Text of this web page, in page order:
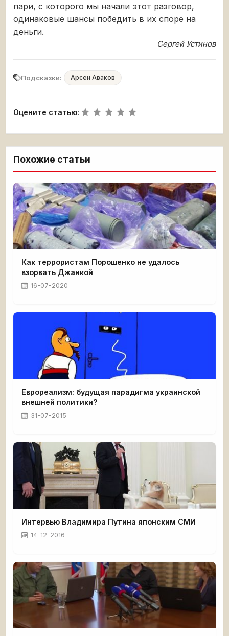
пари, с которого мы начали этот разговор,
одинаковые шансы победить в их споре на
деньги.
Сергей Устинов
Подсказки: Арсен Аваков
Оцените статью:
Похожие статьи
Как террористам Порошенко не удалось
взорвать Джанкой
16-07-2020
Еврореализм: будущая парадигма украинской
внешней политики?
31-07-2015
Интервью Владимира Путина японским СМИ
14-12-2016